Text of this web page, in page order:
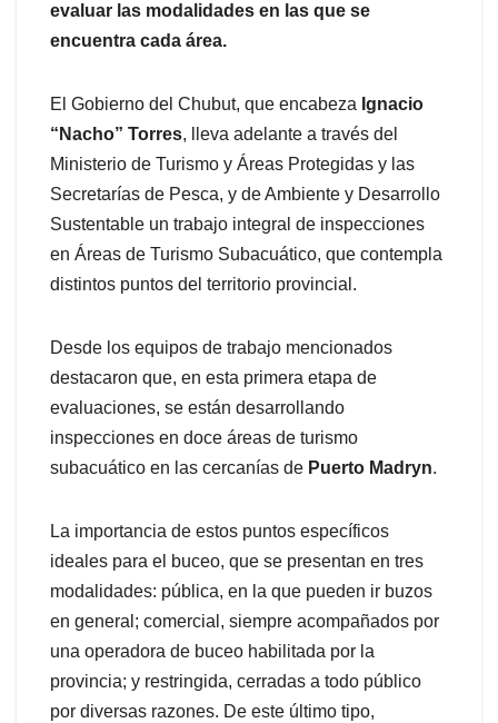
evaluar las modalidades en las que se
encuentra cada área.
El Gobierno del Chubut, que encabeza Ignacio
“Nacho” Torres, lleva adelante a través del
Ministerio de Turismo y Áreas Protegidas y las
Secretarías de Pesca, y de Ambiente y Desarrollo
Sustentable un trabajo integral de inspecciones
en Áreas de Turismo Subacuático, que contempla
distintos puntos del territorio provincial.
Desde los equipos de trabajo mencionados
destacaron que, en esta primera etapa de
evaluaciones, se están desarrollando
inspecciones en doce áreas de turismo
subacuático en las cercanías de Puerto Madryn.
La importancia de estos puntos específicos
ideales para el buceo, que se presentan en tres
modalidades: pública, en la que pueden ir buzos
en general; comercial, siempre acompañados por
una operadora de buceo habilitada por la
provincia; y restringida, cerradas a todo público
por diversas razones. De este último tipo,